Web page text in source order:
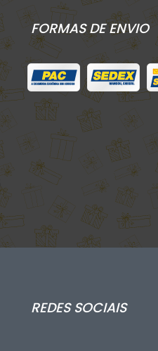
FORMAS DE ENVIO
REDES SOCIAIS